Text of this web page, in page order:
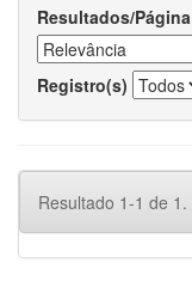
Resultados/Página
Registro(s)
Resultado 1-1 de 1.